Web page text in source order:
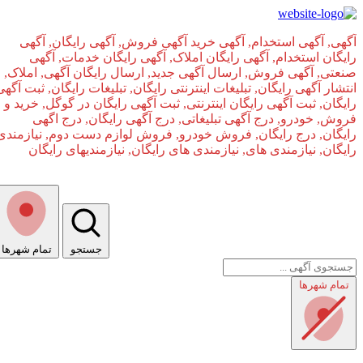
صفحه اصلی
آگهی, آگهی استخدام, آگهی خرید آگهی فروش, آگهی رایگان, آگهی
رایگان استخدام, آگهی رایگان املاک, آگهی رایگان خدمات, آگهی
صنعتی, آگهی فروش, ارسال آگهی جدید, ارسال رایگان آگهی, املاک,
انتشار آگهی رایگان, تبلیغات اینترنتی رایگان, تبلیغات رایگان, ثبت آگهی
رایگان, ثبت آگهی رایگان اینترنتی, ثبت آگهی رایگان در گوگل, خرید و
فروش, خودرو, درج آگهی تبلیغاتی, درج آگهی رایگان, درج اگهی
رایگان, درج رایگان, فروش خودرو, فروش لوازم دست دوم, نیازمندی
رایگان, نیازمندی های, نیازمندی‌ های رایگان, نیازمندیهای رایگان
تمام شهر‌ها جستجو
تمام شهر‌ها